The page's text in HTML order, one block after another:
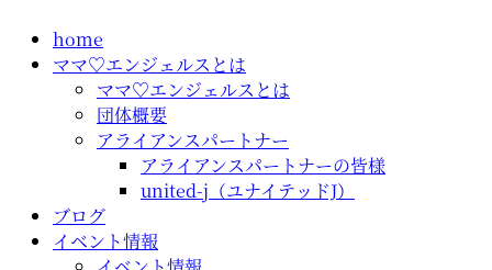
home
ママ♡エンジェルスとは
ママ♡エンジェルスとは
団体概要
アライアンスパートナー
アライアンスパートナーの皆様
united-j（ユナイテッドJ）
ブログ
イベント情報